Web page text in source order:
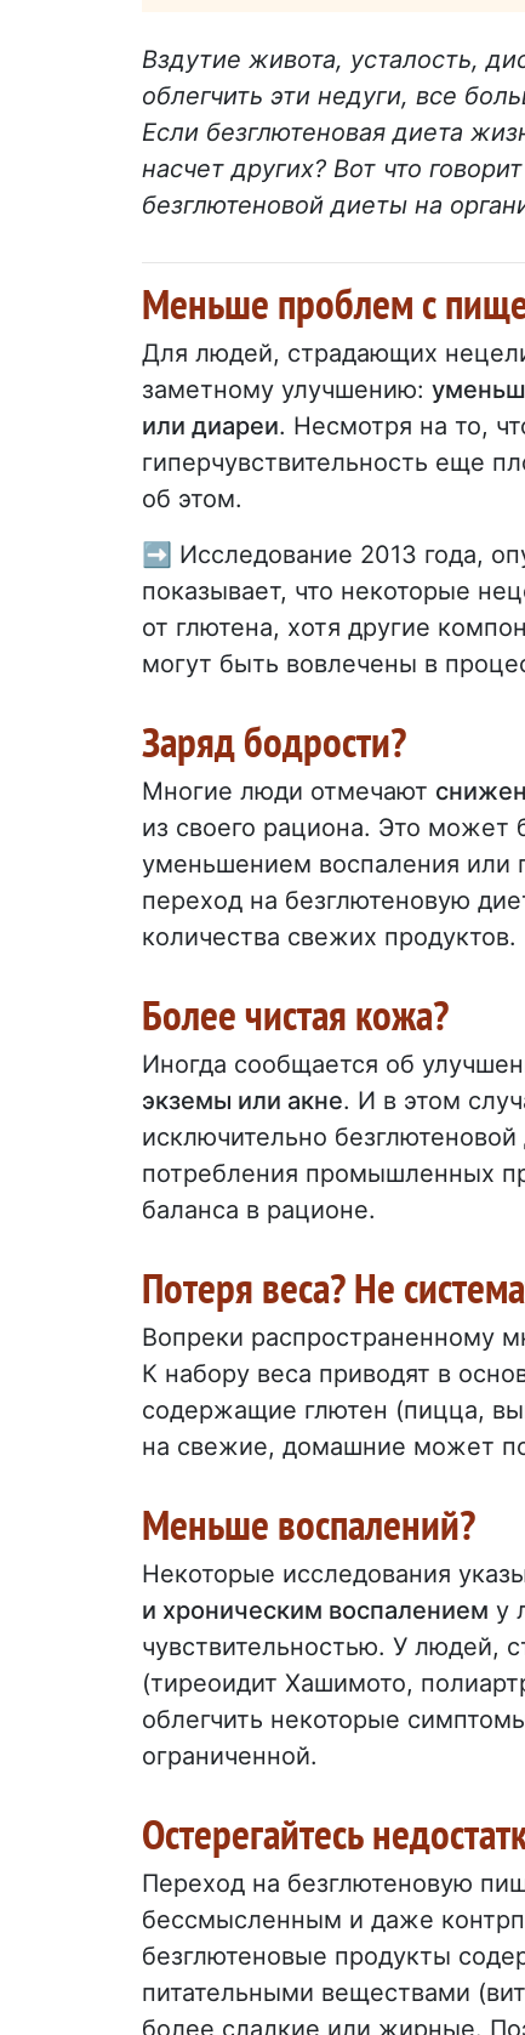
Вздутие живота, усталость,
облегчить эти недуги, все
Если безглютеновая диета
насчет других? Вот что
безглютеновой диеты на
Меньше проблем с
Для людей, страдающих
заметному улучшению:
или диареи. Несмотря на то,
гиперчувствительность еще
об этом.
➡️ Исследование 2013 года,
показывает, что некоторые
от глютена, хотя другие
могут быть вовлечены в
Заряд бодрости?
Многие люди отмечают
из своего рациона. Это может
уменьшением воспаления или
переход на безглютеновую
количества свежих продуктов.
Более чистая кожа?
Иногда сообщается об
экземы или акне. И в этом
исключительно
потребления промышленных
баланса в рационе.
Потеря веса? Не
Вопреки распространенному
К набору веса приводят в
содержащие глютен (пицца,
на свежие, домашние может
Меньше воспалений?
Некоторые исследования
и хроническим воспалением у
чувствительностью. У людей,
(тиреоидит Хашимото,
облегчить некоторые
ограниченной.
Остерегайтесь
Переход на безглютеновую
бессмысленным и даже
безглютеновые продукты
питательными веществами
более сладкие или жирные.